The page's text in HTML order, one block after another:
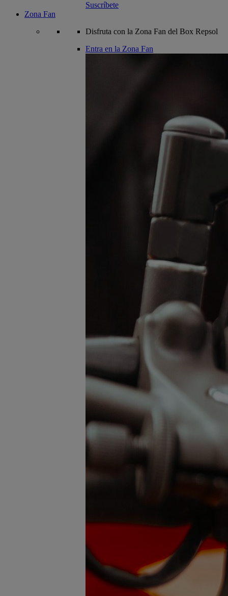
Suscríbete
Zona Fan
Disfruta con la Zona Fan del Box Repsol
Entra en la Zona Fan